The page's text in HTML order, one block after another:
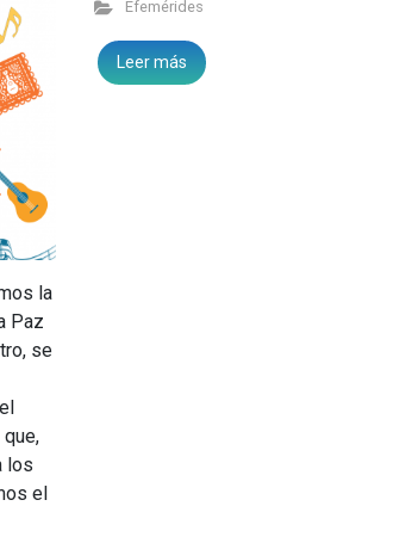
la
Paz
se
los
el
Efemérides
Leer más